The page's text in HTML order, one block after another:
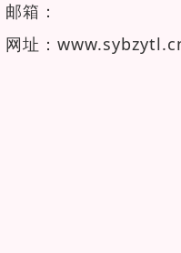
邮箱：
网址：